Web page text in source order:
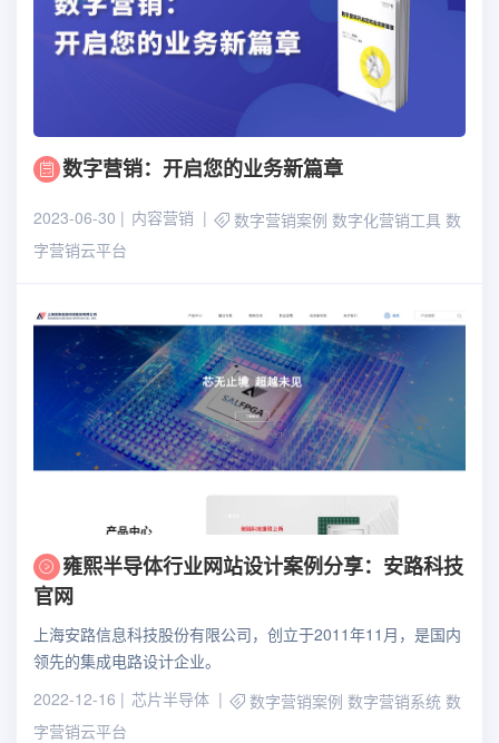
数字营销：开启您的业务新篇章
2023-06-30 内容营销 数字营销案例 数字化营销工具 数
字营销云平台
雍熙半导体行业网站设计案例分享：安路科技
官网
上海安路信息科技股份有限公司，创立于2011年11月，是国内
领先的集成电路设计企业。
2022-12-16
芯片半导体 数字营销案例 数字营销系统 数
字营销云平台